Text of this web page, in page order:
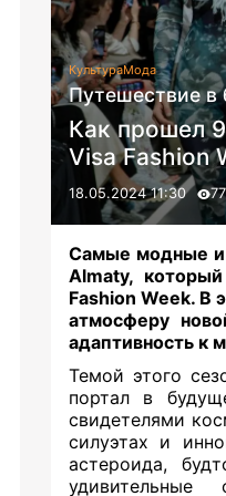
КультураМода
Путешествие в
Как прошел
Visa Fashion
18.05.2024 11:30
Самые модные и
Almaty,
Fashion Week. В
атмосферу
адаптивность к
Темой этого
портал в
свидетелями
силуэтах и
астероида,